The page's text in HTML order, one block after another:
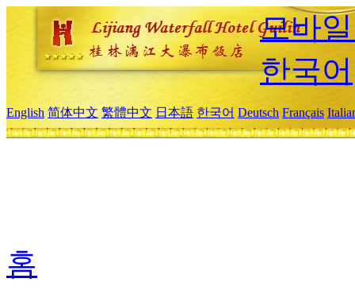
모바
한국어
English 简体中文 繁體中文 日本語 한국어 Deutsch Français
홈